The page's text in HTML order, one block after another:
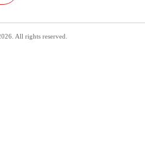
All rights reserved.